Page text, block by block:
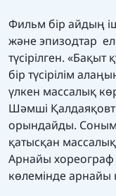
Фильм бір айдың
және эпизодтар
түсірілген.
бір түсірілім
үлкен массалық
Шәмші
орындайды.
қатысқан массалық
Арнайы хореограф
көлемінде арнайы